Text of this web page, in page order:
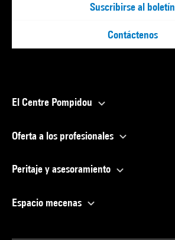
Suscribirse al boletín
Contáctenos
El Centre Pompidou
Oferta a los profesionales
Peritaje y asesoramiento
Espacio mecenas